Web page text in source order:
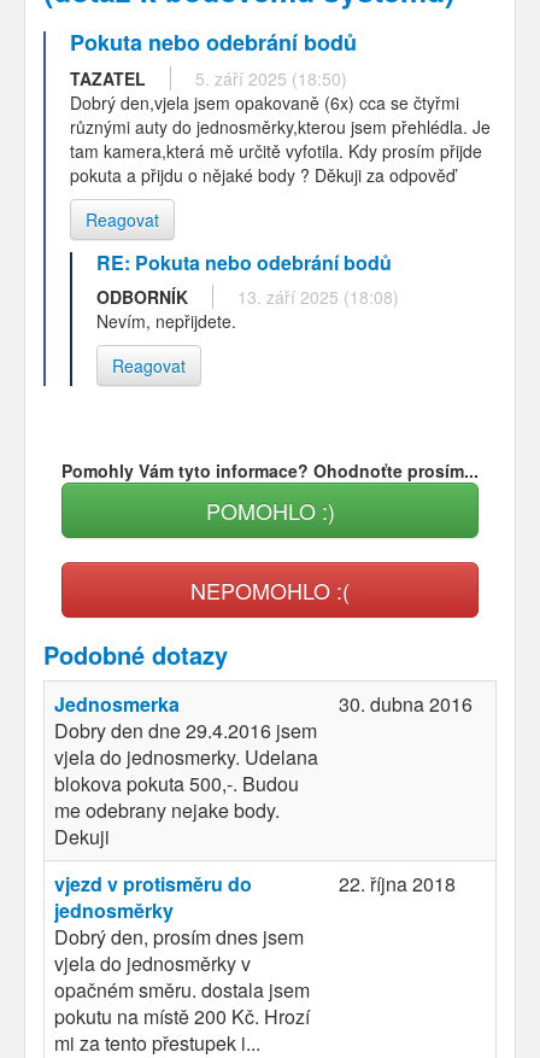
Pokuta nebo odebrání bodů
TAZATEL
5. září 2025 (18:50)
Dobrý den,vjela jsem opakovaně (6x) cca se čtyřmi
různými auty do jednosměrky,kterou jsem přehlédla. Je
tam kamera,která mě určitě vyfotila. Kdy prosím přijde
pokuta a přijdu o nějaké body ? Děkuji za odpověď
Reagovat
RE: Pokuta nebo odebrání bodů
ODBORNÍK
13. září 2025 (18:08)
Nevím, nepřijdete.
Reagovat
Pomohly Vám tyto informace? Ohodnoťte prosím...
POMOHLO :)
NEPOMOHLO :(
Podobné dotazy
Jednosmerka
Dobry den dne 29.4.2016 jsem
vjela do jednosmerky. Udelana
blokova pokuta 500,-. Budou
me odebrany nejake body.
Dekuji
30. dubna 2016
vjezd v protisměru do
jednosměrky
Dobrý den, prosím dnes jsem
vjela do jednosměrky v
opačném směru. dostala jsem
pokutu na místě 200 Kč. Hrozí
mi za tento přestupek i...
22. října 2018